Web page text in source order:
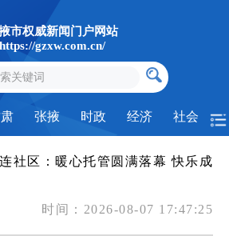
市权威新闻门户网站
https://gzxw.com.cn/
张掖 时政 经济 社会
社区：暖心托管圆满落幕 快乐成
时间：2026-08-07 17:47:25